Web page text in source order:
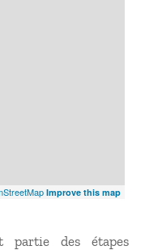
Improve this map
partie des étapes